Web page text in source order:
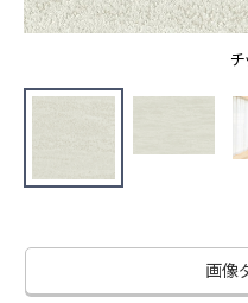
大阪ショールーム
仙台ショールーム
お客様サポート トップ
画像ダウンロード
お役立ち資料
サンプル・カタログ請求／お問い合
非住宅案件に関するお問い合
画像